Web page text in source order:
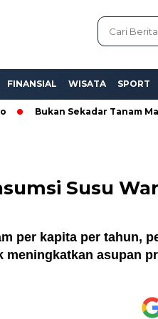
FINANSIAL WISATA SPORT
Sekadar Tanam
Susu
per kapita per tahun,
asupan